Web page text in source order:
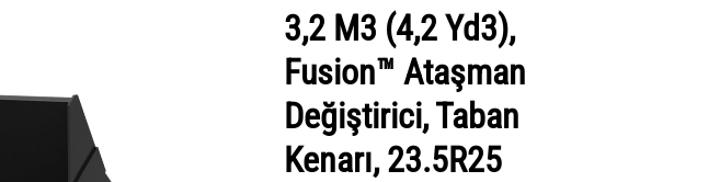
3,2 M3 (4,2 Yd3),
Fusion™ Ataşman
Değiştirici, Taban
Kenarı, 23.5R25